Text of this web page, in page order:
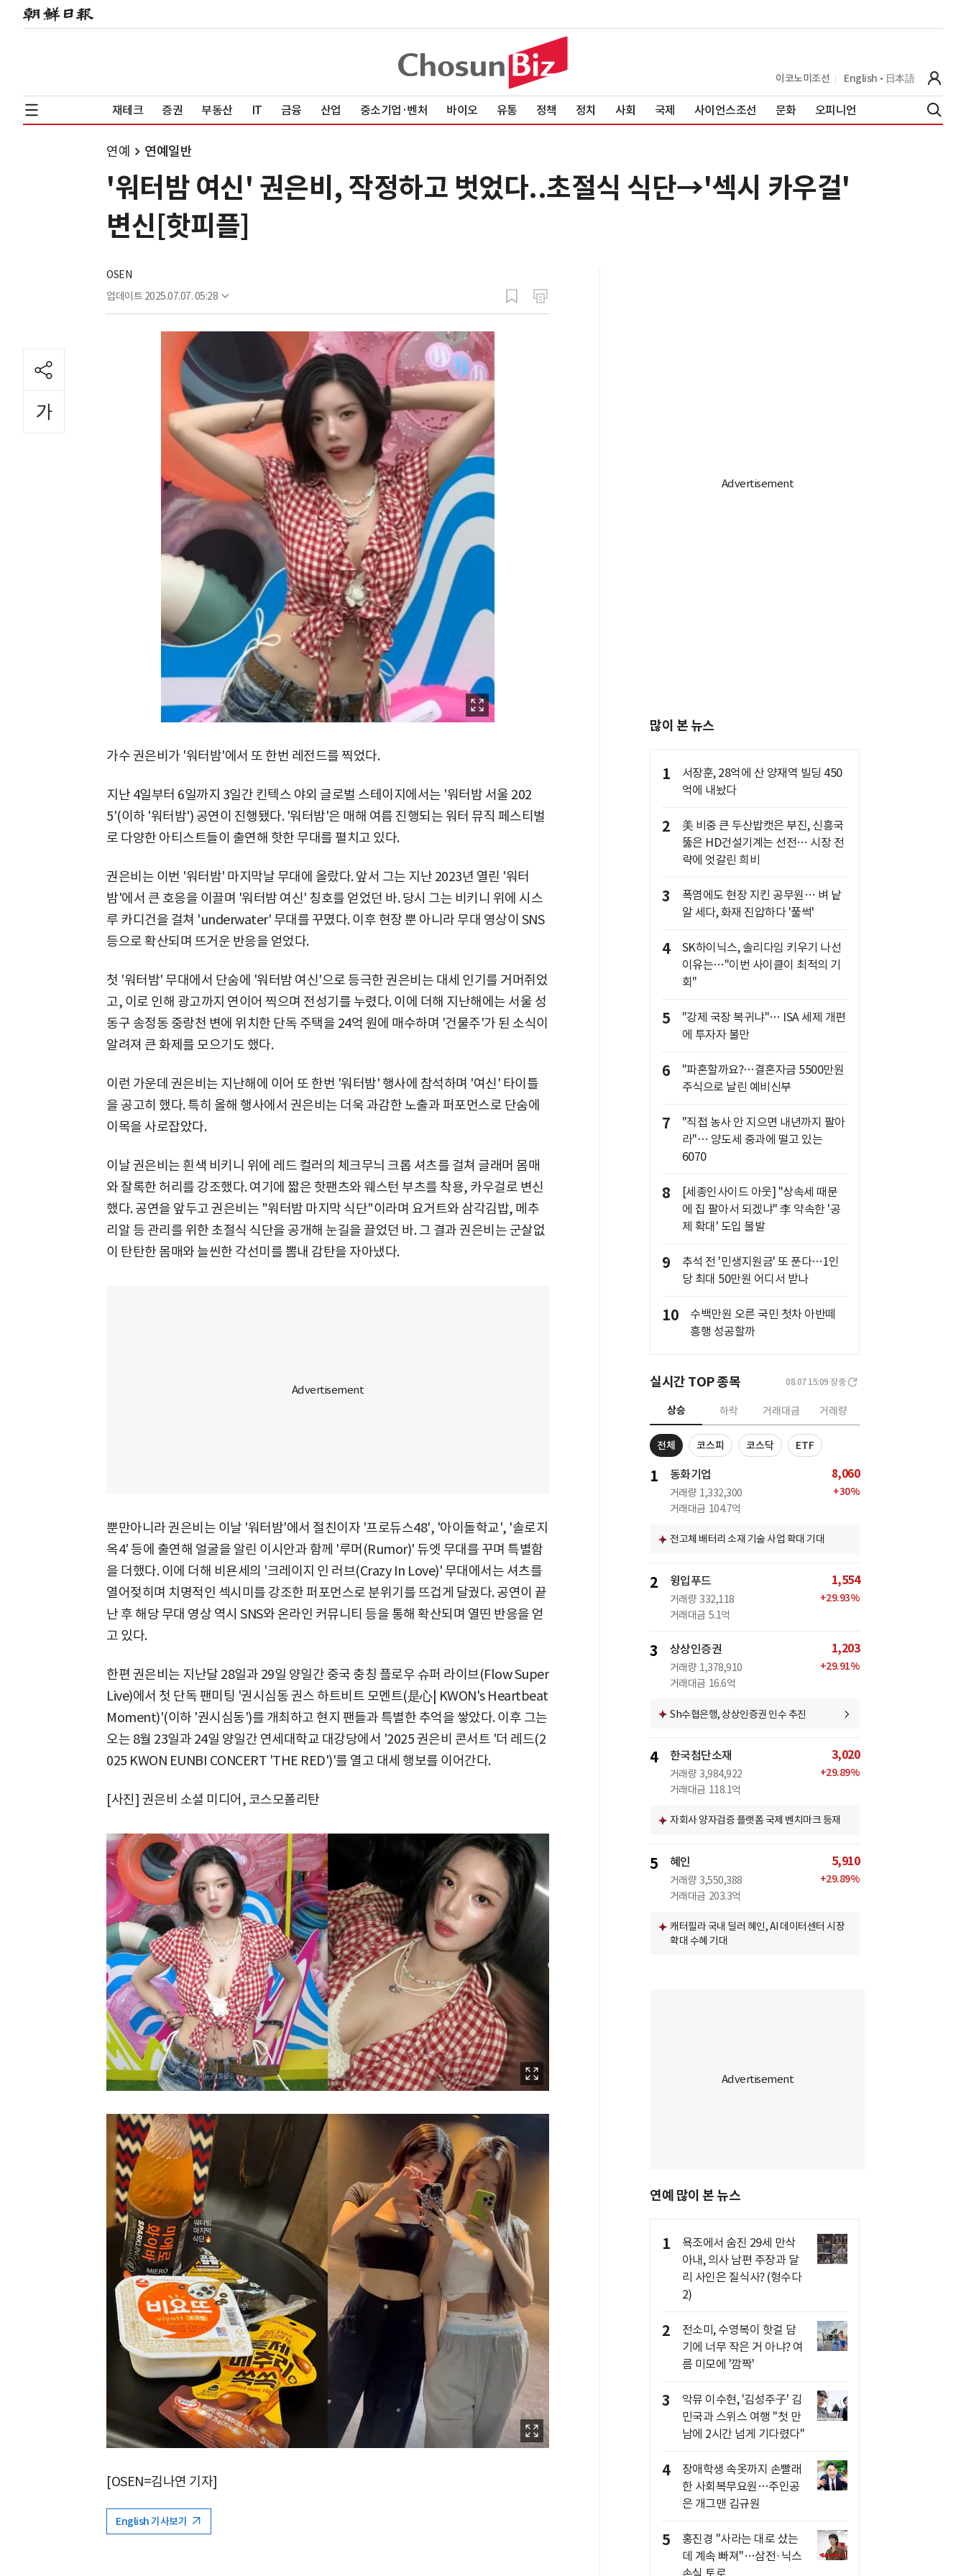
이코노미조선 English 日本語
재테크 증권 부동산 IT 금융 산업 중소기업·벤처 바이오 유통 정책 정치 사회 국제 사이언스조선 문화 오피니언
연예 연예일반
'워터밤 여신' 권은비, 작정하고 벗었다..초절식 식단→'섹시 카우걸'
변신[핫피플]
OSEN
업데이트 2025.07.07. 05:28
가수 권은비가 '워터밤'에서 또 한번 레전드를 찍었다.
지난 4일부터 6일까지 3일간 킨텍스 야외 글로벌 스테이지에서는 '워터밤 서울 202
5'(이하 '워터밤') 공연이 진행됐다. '워터밤'은 매해 여름 진행되는 워터 뮤직 페스티벌
로 다양한 아티스트들이 출연해 핫한 무대를 펼치고 있다.
권은비는 이번 '워터밤' 마지막날 무대에 올랐다. 앞서 그는 지난 2023년 열린 '워터
밤'에서 큰 호응을 이끌며 '워터밤 여신' 칭호를 얻었던 바. 당시 그는 비키니 위에 시스
루 카디건을 걸쳐 'underwater' 무대를 꾸몄다. 이후 현장 뿐 아니라 무대 영상이 SNS
등으로 확산되며 뜨거운 반응을 얻었다.
첫 '워터밤' 무대에서 단숨에 '워터밤 여신'으로 등극한 권은비는 대세 인기를 거머쥐었
고, 이로 인해 광고까지 연이어 찍으며 전성기를 누렸다. 이에 더해 지난해에는 서울 성
동구 송정동 중랑천 변에 위치한 단독 주택을 24억 원에 매수하며 '건물주'가 된 소식이
알려져 큰 화제를 모으기도 했다.
이런 가운데 권은비는 지난해에 이어 또 한번 '워터밤' 행사에 참석하며 '여신' 타이틀
을 공고히 했다. 특히 올해 행사에서 권은비는 더욱 과감한 노출과 퍼포먼스로 단숨에
이목을 사로잡았다.
이날 권은비는 흰색 비키니 위에 레드 컬러의 체크무늬 크롭 셔츠를 걸쳐 글래머 몸매
와 잘록한 허리를 강조했다. 여기에 짧은 핫팬츠와 웨스턴 부츠를 착용, 카우걸로 변신
했다. 공연을 앞두고 권은비는 "워터밤 마지막 식단"이라며 요거트와 삼각김밥, 메추
리알 등 관리를 위한 초절식 식단을 공개해 눈길을 끌었던 바. 그 결과 권은비는 군살없
이 탄탄한 몸매와 늘씬한 각선미를 뽐내 감탄을 자아냈다.
뿐만아니라 권은비는 이날 '워터밤'에서 절친이자 '프로듀스48', '아이돌학교', '솔로지
옥4' 등에 출연해 얼굴을 알린 이시안과 함께 '루머(Rumor)' 듀엣 무대를 꾸며 특별함
을 더했다. 이에 더해 비욘세의 '크레이지 인 러브(Crazy In Love)' 무대에서는 셔츠를
열어젖히며 치명적인 섹시미를 강조한 퍼포먼스로 분위기를 뜨겁게 달궜다. 공연이 끝
난 후 해당 무대 영상 역시 SNS와 온라인 커뮤니티 등을 통해 확산되며 열띤 반응을 얻
고 있다.
한편 권은비는 지난달 28일과 29일 양일간 중국 충칭 플로우 슈퍼 라이브(Flow Super
Live)에서 첫 단독 팬미팅 '권시심동 권스 하트비트 모멘트(是心| KWON's Heartbeat
Moment)'(이하 '권시심동')를 개최하고 현지 팬들과 특별한 추억을 쌓았다. 이후 그는
오는 8월 23일과 24일 양일간 연세대학교 대강당에서 '2025 권은비 콘서트 '더 레드(2
025 KWON EUNBI CONCERT 'THE RED')'를 열고 대세 행보를 이어간다.
[사진] 권은비 소셜 미디어, 코스모폴리탄
[OSEN=김나연 기자]
English 기사보기
많이 본 뉴스
1
서장훈, 28억에 산 양재역 빌딩 450
억에 내놨다
2
美 비중 큰 두산밥캣은 부진, 신흥국
뚫은 HD건설기계는 선전… 시장 전
략에 엇갈린 희비
3
폭염에도 현장 지킨 공무원… 벼 낱
알 세다, 화재 진압하다 '풀썩'
4
SK하이닉스, 솔리다임 키우기 나선
이유는…"이번 사이클이 최적의 기
회"
5
"강제 국장 복귀냐"… ISA 세제 개편
에 투자자 불만
6
"파혼할까요?…결혼자금 5500만원
주식으로 날린 예비신부
7
"직접 농사 안 지으면 내년까지 팔아
라"… 양도세 중과에 떨고 있는
6070
8
[세종인사이드 아웃] "상속세 때문
에 집 팔아서 되겠냐" 李 약속한 '공
제 확대' 도입 불발
9
추석 전 '민생지원금' 또 푼다…1인
당 최대 50만원 어디서 받나
10
수백만원 오른 국민 첫차 아반떼
흥행 성공할까
실시간 TOP 종목 08.07 15:09 장중
상승 하락 거래대금 거래량
전체 코스피 코스닥 ETF
1 동화기업
거래량 1,332,300
거래대금 104.7억
8,060
+30%
전고체 배터리 소재 기술 사업 확대 기대
2 윙입푸드
거래량 332,118
거래대금 5.1억
1,554
+29.93%
3 상상인증권
거래량 1,378,910
거래대금 16.6억
1,203
+29.91%
Sh수협은행, 상상인증권 인수 추진
4 한국첨단소재
거래량 3,984,922
거래대금 118.1억
3,020
+29.89%
자회사 양자검증 플랫폼 국제 벤치마크 등재
5 혜인
거래량 3,550,388
거래대금 203.3억
5,910
+29.89%
캐터필라 국내 딜러 혜인, AI 데이터센터 시장
확대 수혜 기대
연예 많이 본 뉴스
1
욕조에서 숨진 29세 만삭
아내, 의사 남편 주장과 달
리 사인은 질식사? (형수다
2)
2
전소미, 수영복이 핫걸 담
기에 너무 작은 거 아냐? 여
름 미모에 '깜짝'
3
악뮤 이수현, '김성주子' 김
민국과 스위스 여행 "첫 만
남에 2시간 넘게 기다렸다"
4
장애학생 속옷까지 손빨래
한 사회복무요원…주인공
은 개그맨 김규원
5
홍진경 "사라는 대로 샀는
데 계속 빠져"…삼전·닉스
손실 토로